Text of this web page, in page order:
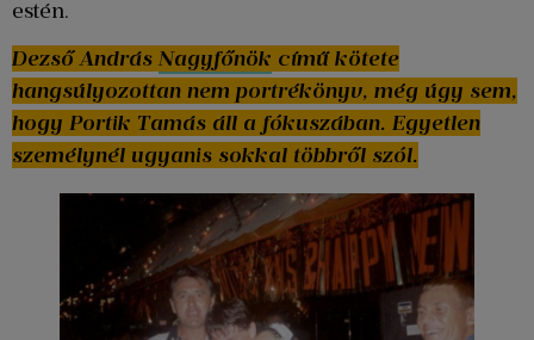
estén.
Dezső András Nagyfőnök című kötete
hangsúlyozottan nem portrékönyv, még úgy sem,
hogy Portik Tamás áll a fókuszában. Egyetlen
személynél ugyanis sokkal többről szól.